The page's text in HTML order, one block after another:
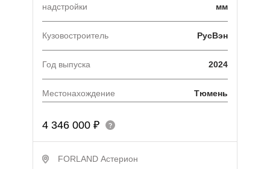
надстройки
мм
Кузовостроитель РусВэн
Год выпуска 2024
Местонахождение Тюмень
4 346 000 ₽
FORLAND Астерион